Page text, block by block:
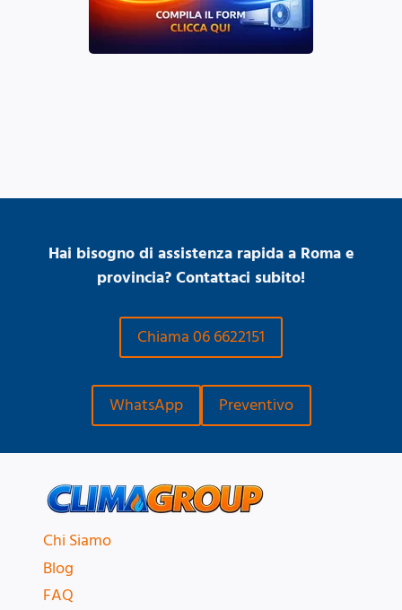
Hai bisogno di assistenza rapida a Roma e
provincia? Contattaci subito!
Chiama 06 6622151
WhatsApp Preventivo
Chi Siamo
Blog
FAQ